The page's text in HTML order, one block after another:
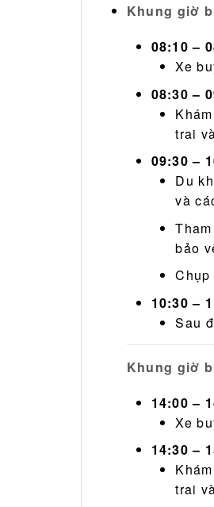
Khung giờ
08:10 –
Xe
08:30 –
trai
09:30 –
Du
và
bảo
10:30 –
Sau
Khung giờ
14:00 –
Xe
14:30 –
trai